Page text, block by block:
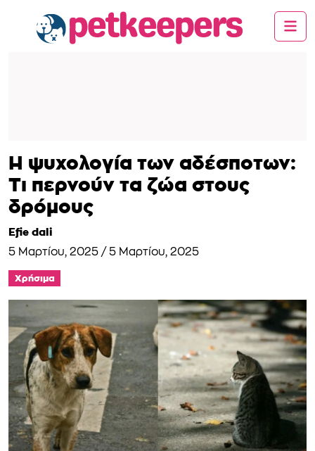
Η ψυχολογία των αδέσποτων:
Τι περνούν τα ζώα στους
δρόμους
Efie dali
5 Μαρτίου, 2025 / 5 Μαρτίου, 2025
Χρήσιμα